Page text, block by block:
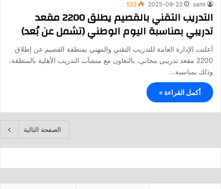
sami
2025-09-22
522
التدريب التقني بالقصيم يطلق 2200 مقعد
تدريبي بمناسبة اليوم الوطني (تشمل عن بُعد)
أعلنت الإدارة العامة للتدريب التقني والمهني بمنطقة القصيم عن إطلاق
2200 مقعد تدريبي مجاني، بالتعاون مع منشآت التدريب الأهلية بالمنطقة،
وذلك بمناسبة…
أكمل القراءة »
الصفحة التالية